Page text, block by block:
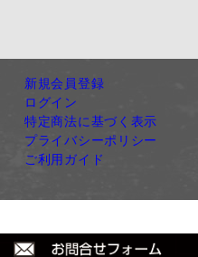
新規会員登録
ログイン
特定商法に基づく表示
プライバシーポリシー
ご利用ガイド